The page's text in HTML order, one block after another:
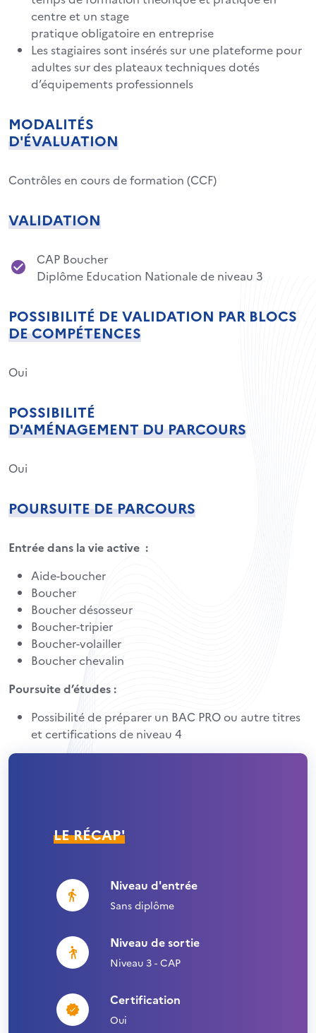
centre et un stage
pratique obligatoire en entreprise
Les stagiaires sont insérés sur une plateforme pour
adultes sur des plateaux techniques dotés
d’équipements professionnels
MODALITÉS
D'ÉVALUATION
Contrôles en cours de formation (CCF)
VALIDATION
CAP Boucher
Diplôme Education Nationale de niveau 3
POSSIBILITÉ DE VALIDATION PAR BLOCS
DE COMPÉTENCES
Oui
POSSIBILITÉ
D'AMÉNAGEMENT DU PARCOURS
Oui
POURSUITE DE PARCOURS
Entrée dans la vie active :
Aide-boucher
Boucher
Boucher désosseur
Boucher-tripier
Boucher-volailler
Boucher chevalin
Poursuite d’études :
Possibilité de préparer un BAC PRO ou autre titres
et certifications de niveau 4
LE RÉCAP'
Niveau d'entrée
Sans diplôme
Niveau de sortie
Niveau 3 - CAP
Certification
Oui